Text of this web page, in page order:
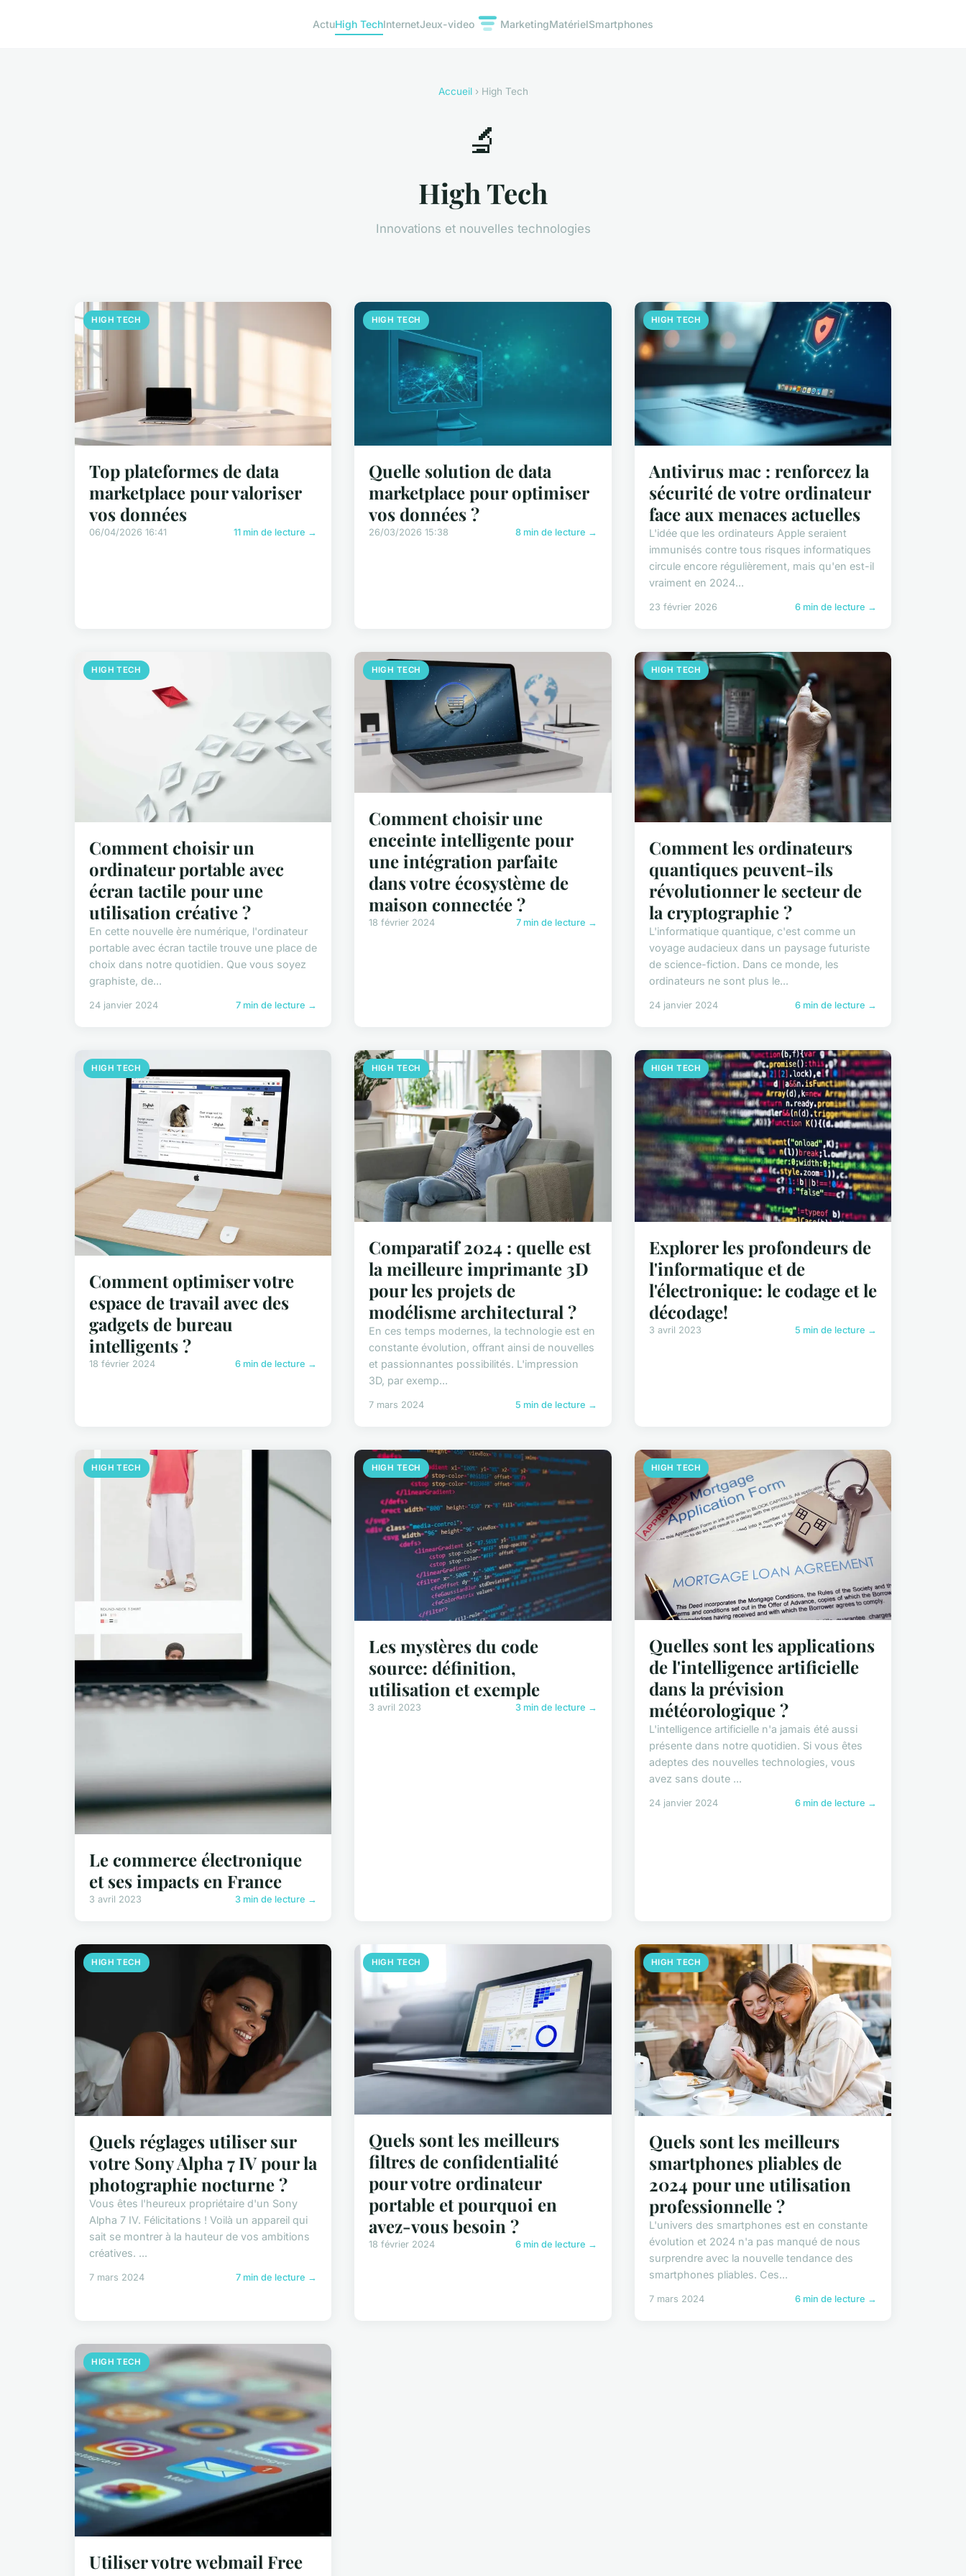
ActuHigh TechInternetJeux-video MarketingMatérielSmartphones
Accueil› High Tech
🔬
High Tech
Innovations et nouvelles technologies
HIGH TECH
Top plateformes de data
marketplace pour valoriser
vos données
06/04/2026 16:41 11 min de lecture →
HIGH TECH
Quelle solution de data
marketplace pour optimiser
vos données ?
26/03/2026 15:38 8 min de lecture →
HIGH TECH
Antivirus mac : renforcez la
sécurité de votre ordinateur
face aux menaces actuelles
L'idée que les ordinateurs Apple seraient
immunisés contre tous risques informatiques
circule encore régulièrement, mais qu'en est-il
vraiment en 2024...
23 février 2026 6 min de lecture →
HIGH TECH
Comment choisir un
ordinateur portable avec
écran tactile pour une
utilisation créative ?
En cette nouvelle ère numérique, l'ordinateur
portable avec écran tactile trouve une place de
choix dans notre quotidien. Que vous soyez
graphiste, de...
24 janvier 2024 7 min de lecture →
HIGH TECH
Comment choisir une
enceinte intelligente pour
une intégration parfaite
dans votre écosystème de
maison connectée ?
18 février 2024 7 min de lecture →
HIGH TECH
Comment les ordinateurs
quantiques peuvent-ils
révolutionner le secteur de
la cryptographie ?
L'informatique quantique, c'est comme un
voyage audacieux dans un paysage futuriste
de science-fiction. Dans ce monde, les
ordinateurs ne sont plus le...
24 janvier 2024 6 min de lecture →
HIGH TECH
Comment optimiser votre
espace de travail avec des
gadgets de bureau
intelligents ?
18 février 2024 6 min de lecture →
HIGH TECH
Comparatif 2024 : quelle est
la meilleure imprimante 3D
pour les projets de
modélisme architectural ?
En ces temps modernes, la technologie est en
constante évolution, offrant ainsi de nouvelles
et passionnantes possibilités. L'impression
3D, par exemp...
7 mars 2024 5 min de lecture →
HIGH TECH
Explorer les profondeurs de
l'informatique et de
l'électronique: le codage et le
décodage!
3 avril 2023 5 min de lecture →
HIGH TECH
Le commerce électronique
et ses impacts en France
3 avril 2023 3 min de lecture →
HIGH TECH
Les mystères du code
source: définition,
utilisation et exemple
3 avril 2023 3 min de lecture →
HIGH TECH
Quelles sont les applications
de l'intelligence artificielle
dans la prévision
météorologique ?
L'intelligence artificielle n'a jamais été aussi
présente dans notre quotidien. Si vous êtes
adeptes des nouvelles technologies, vous
avez sans doute ...
24 janvier 2024 6 min de lecture →
HIGH TECH
Quels réglages utiliser sur
votre Sony Alpha 7 IV pour la
photographie nocturne ?
Vous êtes l'heureux propriétaire d'un Sony
Alpha 7 IV. Félicitations ! Voilà un appareil qui
sait se montrer à la hauteur de vos ambitions
créatives. ...
7 mars 2024 7 min de lecture →
HIGH TECH
Quels sont les meilleurs
filtres de confidentialité
pour votre ordinateur
portable et pourquoi en
avez-vous besoin ?
18 février 2024 6 min de lecture →
HIGH TECH
Quels sont les meilleurs
smartphones pliables de
2024 pour une utilisation
professionnelle ?
L'univers des smartphones est en constante
évolution et 2024 n'a pas manqué de nous
surprendre avec la nouvelle tendance des
smartphones pliables. Ces...
7 mars 2024 6 min de lecture →
HIGH TECH
Utiliser votre webmail Free